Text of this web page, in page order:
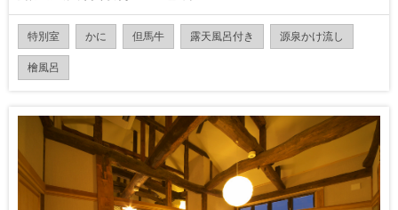
特別室 かに 但馬牛 露天風呂付き 源泉かけ流し
檜風呂